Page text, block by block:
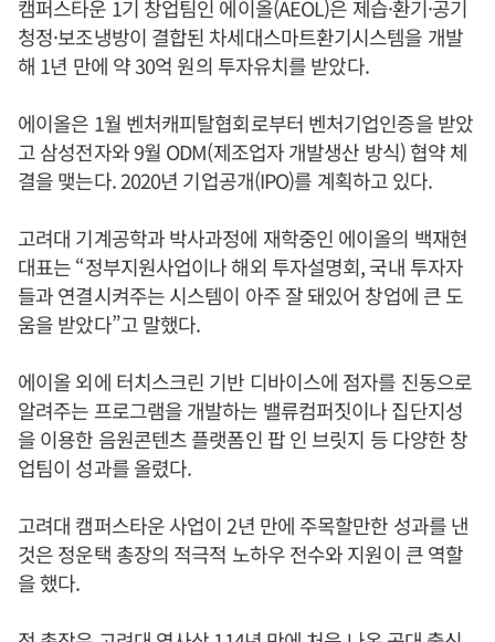
캠퍼스타운 1기 창업팀인 에이올(AEOL)은 제습·환기·공기
청정·보조냉방이 결합된 차세대스마트환기시스템을 개발
해 1년 만에 약 30억 원의 투자유치를 받았다.
에이올은 1월 벤처캐피탈협회로부터 벤처기업인증을 받았
고 삼성전자와 9월 ODM(제조업자 개발생산 방식) 협약 체
결을 맺는다. 2020년 기업공개(IPO)를 계획하고 있다.
고려대 기계공학과 박사과정에 재학중인 에이올의 백재현
대표는 “정부지원사업이나 해외 투자설명회, 국내 투자자
들과 연결시켜주는 시스템이 아주 잘 돼있어 창업에 큰 도
움을 받았다”고 말했다.
에이올 외에 터치스크린 기반 디바이스에 점자를 진동으로
알려주는 프로그램을 개발하는 밸류컴퍼짓이나 집단지성
을 이용한 음원콘텐츠 플랫폼인 팝 인 브릿지 등 다양한 창
업팀이 성과를 올렸다.
고려대 캠퍼스타운 사업이 2년 만에 주목할만한 성과를 낸
것은 정운택 총장의 적극적 노하우 전수와 지원이 큰 역할
을 했다.